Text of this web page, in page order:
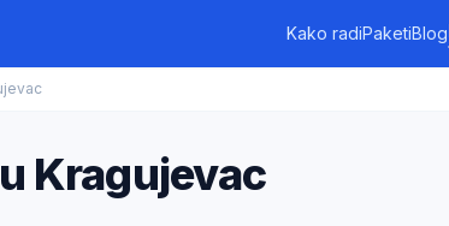
Kako radiPaketiBlog
Kragujevac